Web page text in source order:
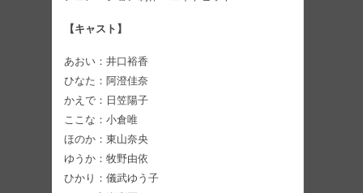
【キャスト】
あおい：井口裕香
ひなた：阿澄佳奈
かえで：日笠陽子
ここな：小倉唯
ほのか：東山奈央
ゆうか：牧野由依
ひかり：儀武ゆう子